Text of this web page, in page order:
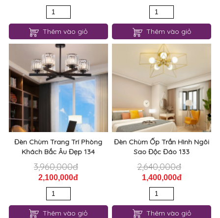
Thêm vào giỏ Thêm vào giỏ
Đèn Chùm Trang Trí Phòng
Khách Bắc Âu Đẹp 134
3,960,000đ
2,100,000đ
Thêm vào giỏ
Đèn Chùm Ốp Trần Hình Ngôi
Sao Độc Đáo 133
2,640,000đ
1,400,000đ
Thêm vào giỏ